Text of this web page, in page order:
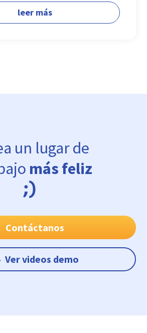
leer más
un lugar de
más feliz
Contáctanos
Ver videos demo